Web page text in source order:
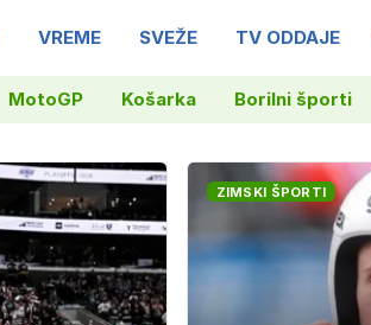
VREME SVEŽE TV ODDAJE
MotoGP Košarka Borilni športi
ZIMSKI ŠPORTI